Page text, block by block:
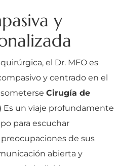
y
el Dr. MFO es
y centrado en el
Cirugía de
Es un viaje profundamente
para escuchar
de sus
abierta y